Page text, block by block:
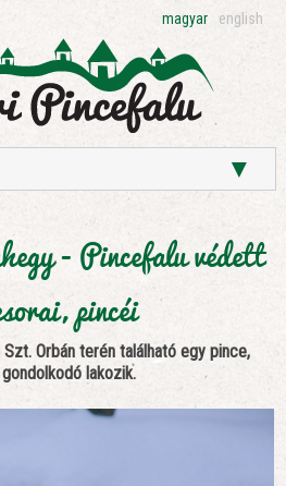
magyar english
▼
- Pincefalu védett
pincéi
Orbán terén található egy pince,
gondolkodó lakozik.